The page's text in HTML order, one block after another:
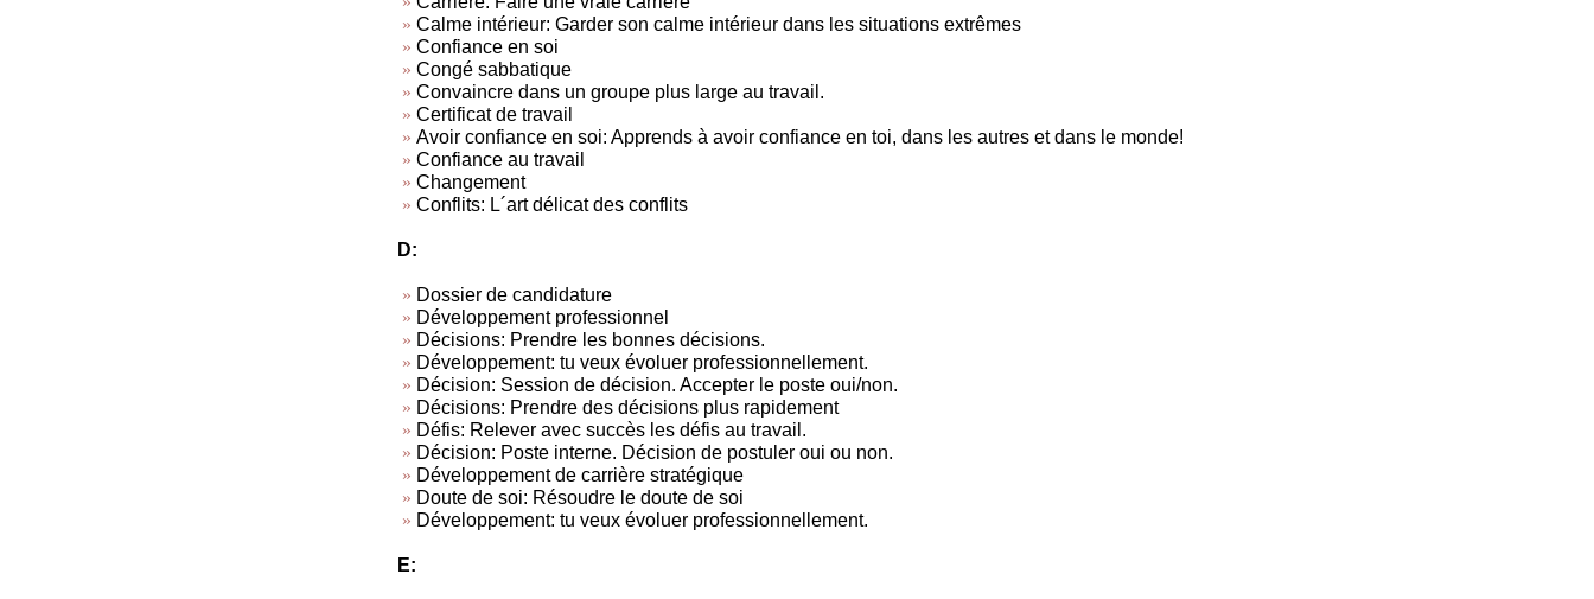
Calme intérieur: Garder son calme intérieur dans les situations extrêmes
Confiance en soi
Congé sabbatique
Convaincre dans un groupe plus large au travail.
Certificat de travail
Avoir confiance en soi: Apprends à avoir confiance en toi, dans les autres et dans le monde!
Confiance au travail
Changement
Conflits: L´art délicat des conflits
D:
Dossier de candidature
Développement professionnel
Décisions: Prendre les bonnes décisions.
Développement: tu veux évoluer professionnellement.
Décision: Session de décision. Accepter le poste oui/non.
Décisions: Prendre des décisions plus rapidement
Défis: Relever avec succès les défis au travail.
Décision: Poste interne. Décision de postuler oui ou non.
Développement de carrière stratégique
Doute de soi: Résoudre le doute de soi
Développement: tu veux évoluer professionnellement.
E: